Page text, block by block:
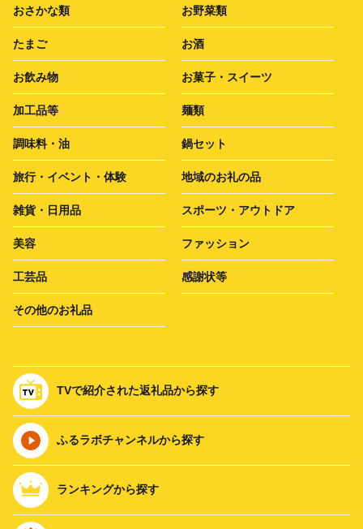
おさかな類 お野菜類
たまご お酒
お飲み物 お菓子・スイーツ
加工品等 麺類
調味料・油 鍋セット
旅行・イベント・体験 地域のお礼の品
雑貨・日用品 スポーツ・アウトドア
美容 ファッション
工芸品 感謝状等
その他のお礼品
TVで紹介された返礼品から探す
ふるラボチャンネルから探す
ランキングから探す